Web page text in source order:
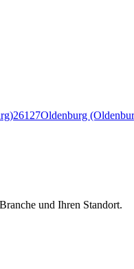
26127Oldenburg
und Ihren Standort.